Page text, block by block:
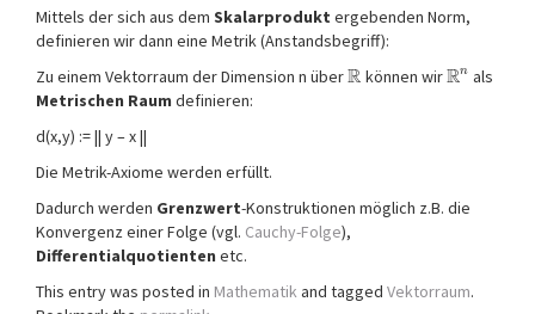
Mittels der sich aus dem Skalarprodukt ergebenden Norm,
definieren wir dann eine Metrik (Anstandsbegriff):
Zu einem Vektorraum der Dimension n überR können wirRn als
Metrischen Raum definieren:
d(x,y) := || y – x ||
Die Metrik-Axiome werden erfüllt.
Dadurch werden Grenzwert-Konstruktionen möglich z.B. die
Konvergenz einer Folge (vgl. Cauchy-Folge),
Differentialquotienten etc.
This entry was posted in Mathematikand tagged Vektorraum.